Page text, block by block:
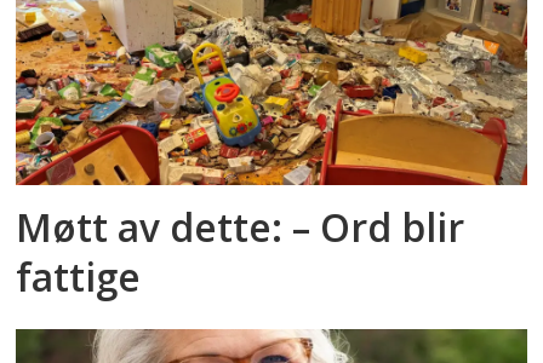
Møtt av dette: – Ord blir
fattige